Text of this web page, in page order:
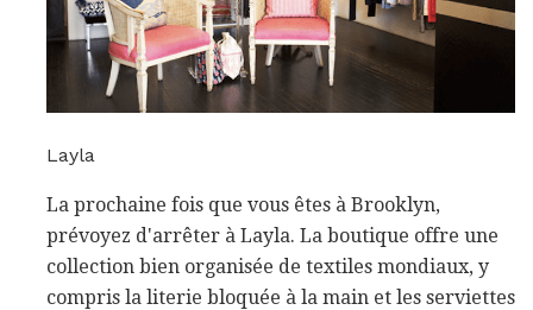
Layla
La prochaine fois que vous êtes à Brooklyn,
prévoyez d'arrêter à Layla. La boutique offre une
collection bien organisée de textiles mondiaux, y
compris la literie bloquée à la main et les serviettes